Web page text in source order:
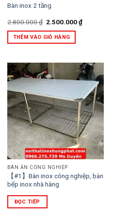
Bàn inox 2 tầng
2.800.000₫ Giá
là:
2.800.000 ₫.
2.500.000₫Giá
hiện
THÊM VÀO GIỎ HÀNG
BÀN ĂN CÔNG NGHIỆP
【#1】Bàn inox công nghiệp, bàn
bếp inox nhà hàng
ĐỌC TIẾP